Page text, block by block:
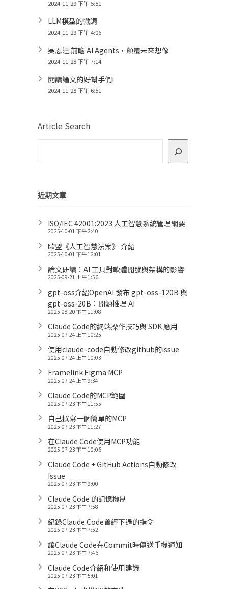
2024-11-29 下午 5:51
LLM模型的微調
2024-11-29 下午 4:06
吳恩達:前瞻 AI Agents，顛覆未來想像
2024-11-28 下午 7:14
閱讀論文的好幫手們!
2024-11-28 下午 6:51
Article Search
近期文章
ISO/IEC 42001:2023 人工智慧系統管理綱要
2025-10-01 下午 2:40
歐盟《人工智慧法案》 介紹
2025-10-01 下午 12:01
論文研讀：AI 工具對軟體開發與架構的影響
2025-09-21 上午 1:56
gpt-oss介紹OpenAI 發布 gpt-oss-120B 與
gpt-oss-20B：開源推理 AI
2025-08-20 下午 11:08
Claude Code的終端操作技巧與 SDK 應用
2025-07-24 上午 10:25
使用claude-code自動修改github的issue
2025-07-24 上午 10:03
Framelink Figma MCP
2025-07-24 上午 9:34
Claude Code的MCP範圍
2025-07-23 下午 11:55
自己撰寫一個簡單的MCP
2025-07-23 下午 11:27
在Claude Code使用MCP功能
2025-07-23 下午 10:06
Claude Code + GitHub Actions自動修改
Issue
2025-07-23 下午 9:00
Claude Code 的記憶機制
2025-07-23 下午 7:58
紀錄Claude Code曾經下過的指令
2025-07-23 下午 7:52
讓Claude Code在Commit時傳送手機通知
2025-07-23 下午 7:46
Claude Code介紹和使用建議
2025-07-23 下午 5:01